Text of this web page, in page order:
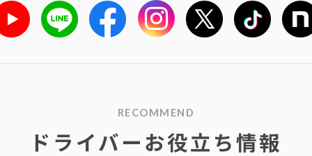
RECOMMEND
ドライバーお役立ち情報